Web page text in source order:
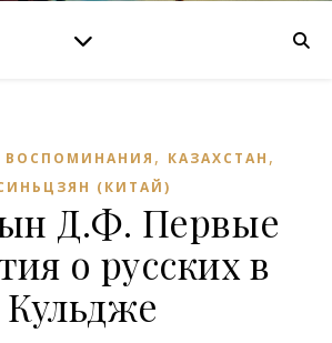
ВОСПОМИНАНИЯ , КАЗАХСТАН ,
(КИТАЙ)
Д.Ф. Первые
о русских в
Кульдже